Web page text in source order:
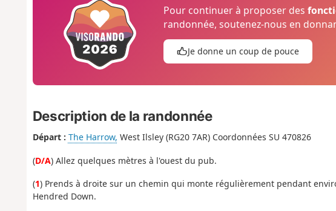
Pour continuer à proposer des
randonnée, soutenez-nous en
Je donne un coup de pouce
Description de la randonnée
Départ : The Harrow, West Ilsley (RG20 7AR) Coordonnées SU 470826
(D/A) Allez quelques mètres à l'ouest du pub.
(1) Prends à droite sur un chemin qui monte régulièrement pendant
Hendred Down.